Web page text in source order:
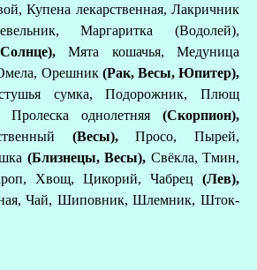
Купена лекарственная, Лакричник
Маргаритка (Водолей),
Мята кошачья, Медуница
Орешник (Рак, Весы, Юпитер),
сумка, Подорожник, Плющ
Пролеска однолетняя (Скорпион),
(Весы),Просо, Пырей,
(Близнецы, Весы), Свёкла, Тмин,
Хвощ, Цикорий, Чабрец (Лев),
Чай, Шиповник, Шлемник, Шток-